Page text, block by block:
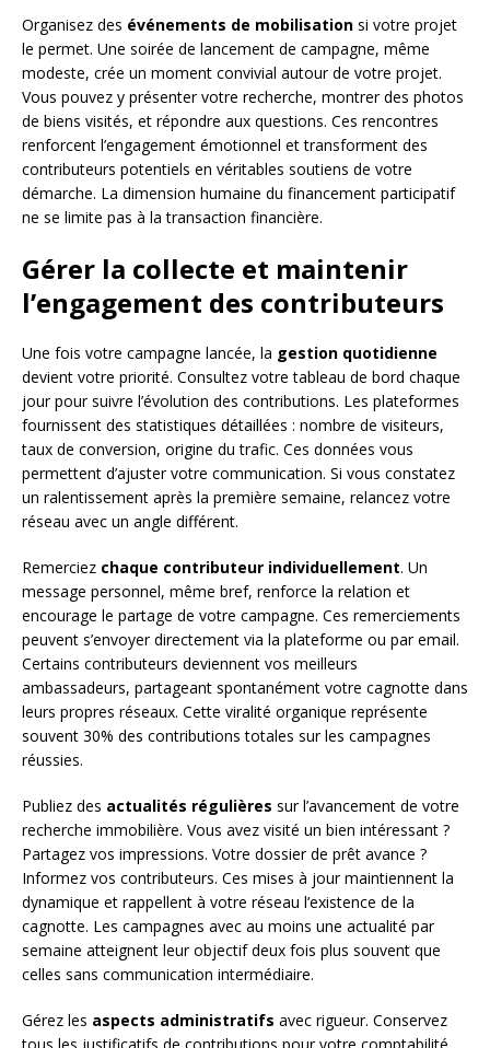
Organisez des événements de mobilisation si votre projet
le permet. Une soirée de lancement de campagne, même
modeste, crée un moment convivial autour de votre projet.
Vous pouvez y présenter votre recherche, montrer des photos
de biens visités, et répondre aux questions. Ces rencontres
renforcent l’engagement émotionnel et transforment des
contributeurs potentiels en véritables soutiens de votre
démarche. La dimension humaine du financement participatif
ne se limite pas à la transaction financière.
Gérer la collecte et maintenir
l’engagement des contributeurs
Une fois votre campagne lancée, la gestion quotidienne
devient votre priorité. Consultez votre tableau de bord chaque
jour pour suivre l’évolution des contributions. Les plateformes
fournissent des statistiques détaillées : nombre de visiteurs,
taux de conversion, origine du trafic. Ces données vous
permettent d’ajuster votre communication. Si vous constatez
un ralentissement après la première semaine, relancez votre
réseau avec un angle différent.
Remerciez chaque contributeur individuellement. Un
message personnel, même bref, renforce la relation et
encourage le partage de votre campagne. Ces remerciements
peuvent s’envoyer directement via la plateforme ou par email.
Certains contributeurs deviennent vos meilleurs
ambassadeurs, partageant spontanément votre cagnotte dans
leurs propres réseaux. Cette viralité organique représente
souvent 30% des contributions totales sur les campagnes
réussies.
Publiez des actualités régulières sur l’avancement de votre
recherche immobilière. Vous avez visité un bien intéressant ?
Partagez vos impressions. Votre dossier de prêt avance ?
Informez vos contributeurs. Ces mises à jour maintiennent la
dynamique et rappellent à votre réseau l’existence de la
cagnotte. Les campagnes avec au moins une actualité par
semaine atteignent leur objectif deux fois plus souvent que
celles sans communication intermédiaire.
Gérez les aspects administratifs avec rigueur. Conservez
tous les justificatifs de contributions pour votre comptabilité